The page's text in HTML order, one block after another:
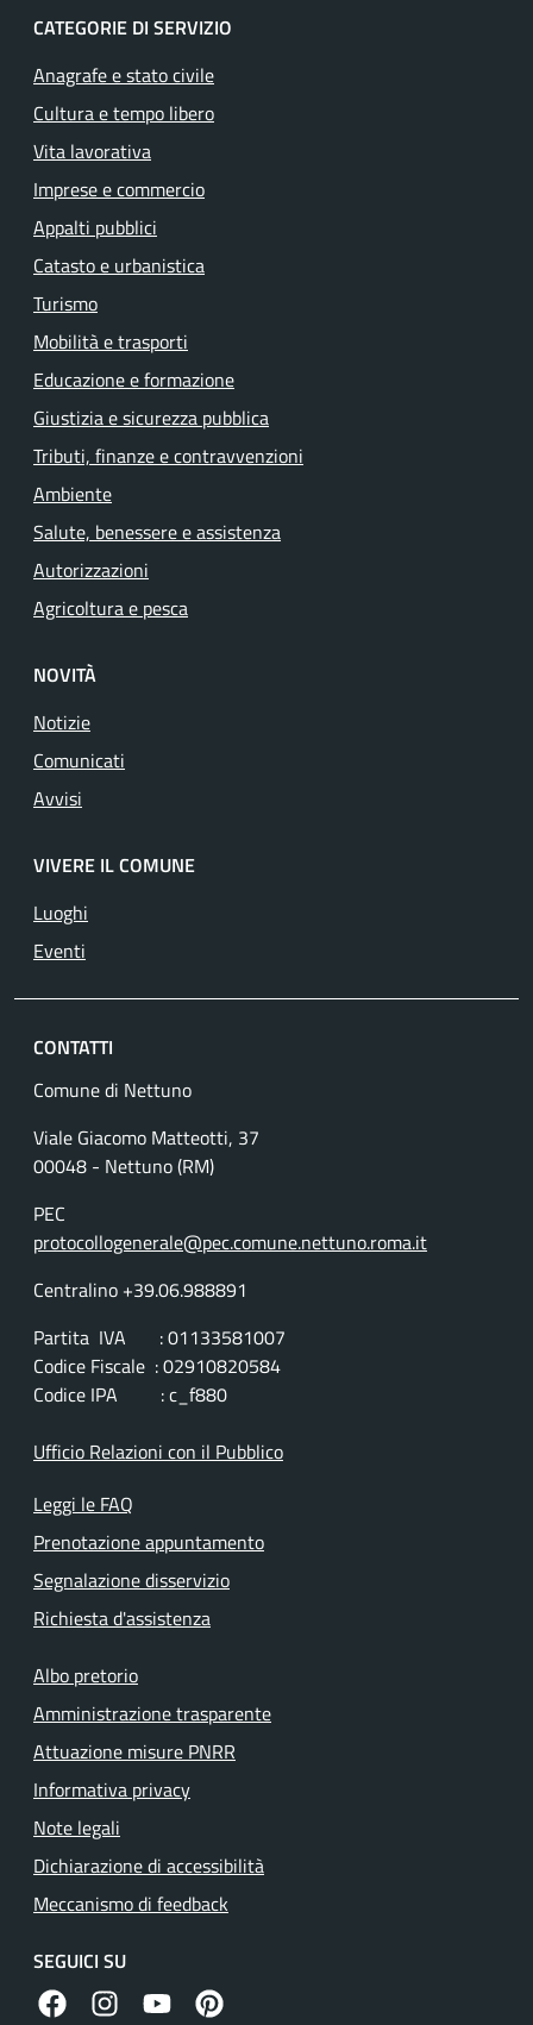
CATEGORIE DI SERVIZIO
Anagrafe e stato civile
Cultura e tempo libero
Vita lavorativa
Imprese e commercio
Appalti pubblici
Catasto e urbanistica
Turismo
Mobilità e trasporti
Educazione e formazione
Giustizia e sicurezza pubblica
Tributi, finanze e contravvenzioni
Ambiente
Salute, benessere e assistenza
Autorizzazioni
Agricoltura e pesca
NOVITÀ
Notizie
Comunicati
Avvisi
VIVERE IL COMUNE
Luoghi
Eventi
CONTATTI
Comune di Nettuno
Viale Giacomo Matteotti, 37
00048 - Nettuno (RM)
PEC
protocollogenerale@pec.comune.nettuno.roma.it
Centralino +39.06.988891
Partita IVA : 01133581007
Codice Fiscale : 02910820584
Codice IPA : c_f880
Ufficio Relazioni con il Pubblico
Leggi le FAQ
Prenotazione appuntamento
Segnalazione disservizio
Richiesta d'assistenza
Albo pretorio
Amministrazione trasparente
Attuazione misure PNRR
Informativa privacy
Note legali
Dichiarazione di accessibilità
Meccanismo di feedback
SEGUICI SU
facebook instagramcanale youtube
pinterest